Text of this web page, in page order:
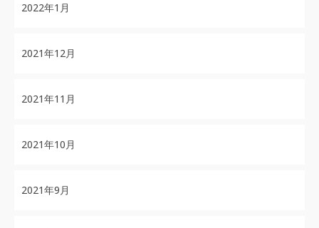
2022年1月
2021年12月
2021年11月
2021年10月
2021年9月